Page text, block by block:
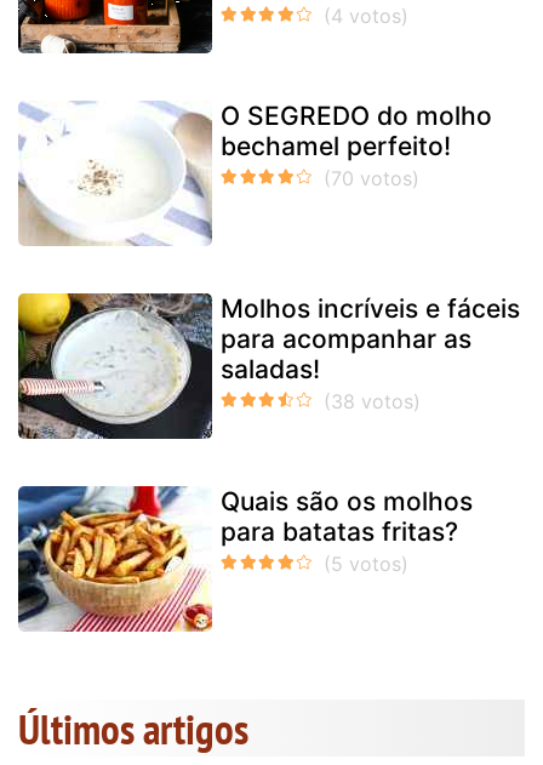
O SEGREDO do molho
bechamel perfeito!
Molhos incríveis e fáceis
para acompanhar as
saladas!
Quais são os molhos
para batatas fritas?
Últimos artigos